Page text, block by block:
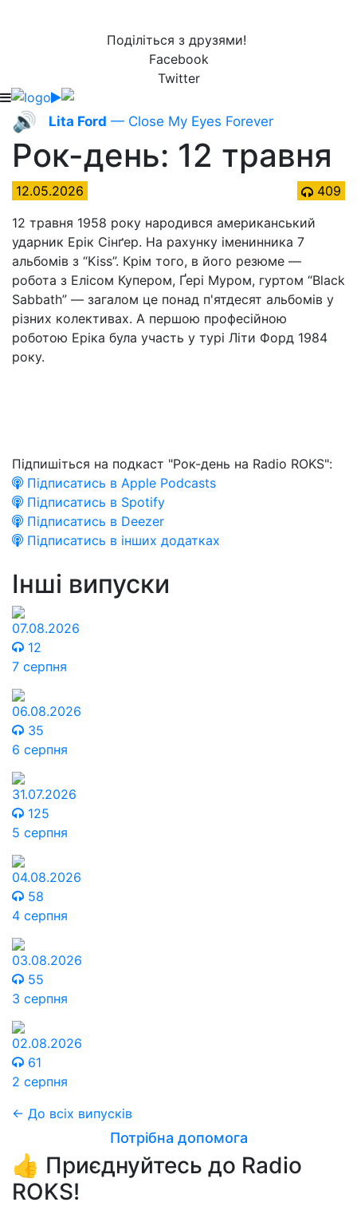
Поділіться з друзями!
Facebook
Twitter
🔊 Lita Ford — Close My Eyes Forever
Рок-день: 12 травня
12.05.2026
409
12 травня 1958 року народився американський
ударник Ерік Сінґер. На рахунку іменинника 7
альбомів з “Kiss”. Крім того, в його резюме —
робота з Елісом Купером, Ґері Муром, гуртом “Black
Sabbath” — загалом це понад п'ятдесят альбомів у
різних колективах. А першою професійною
роботою Еріка була участь у турі Літи Форд 1984
року.
Підпишіться на подкаст "Рок-день на Radio ROKS":
Підписатись в Apple Podcasts
Підписатись в Spotify
Підписатись в Deezer
Підписатись в інших додатках
Інші випуски
07.08.2026
12
7 серпня
06.08.2026
35
6 серпня
31.07.2026
125
5 серпня
04.08.2026
58
4 серпня
03.08.2026
55
3 серпня
02.08.2026
61
2 серпня
← До всіх випусків
Потрібна допомога
👍 Приєднуйтесь до Radio
ROKS!